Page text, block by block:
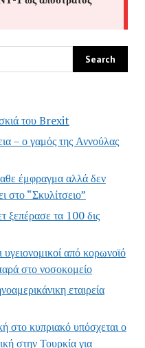
σκιά του Brexit
– ο γαμός της Αννούλας
έμφραγμα αλλά δεν
στο “Σκυλίτσειο”
ξεπέρασε τα 100 δις
από κορωνοϊό
στο νοσοκομείο
εταιρεία
στο κυπριακό υπόσχεται ο
στην Τουρκία για